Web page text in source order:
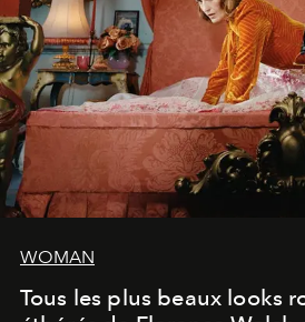
WOMAN
Tous les plus beaux looks